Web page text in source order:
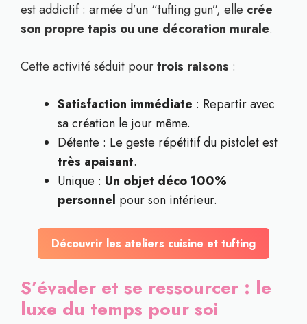
est addictif : armée d’un “tufting gun”, elle crée
son propre tapis ou une décoration murale.
Cette activité séduit pourtrois raisons :
Satisfaction immédiate : Repartir avec
sa création le jour même.
Détente : Le geste répétitif du pistolet est
très apaisant.
Unique : Un objet déco 100%
personnel pour son intérieur.
Découvrir les ateliers cuisine et tufting
S’évader et se ressourcer : le
luxe du temps pour soi